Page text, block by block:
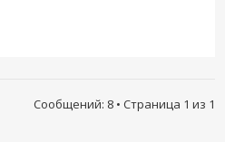
Сообщений: 8 • Страница 1 из 1